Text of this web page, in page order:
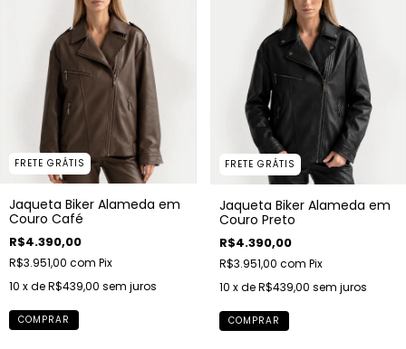
FRETE GRÁTIS
Jaqueta Biker Alameda em
Couro Café
R$4.390,00
R$3.951,00 com Pix
10 x deR$439,00 sem juros
COMPRAR
FRETE GRÁTIS
Jaqueta Biker Alameda em
Couro Preto
R$4.390,00
R$3.951,00 com Pix
10 x deR$439,00 sem juros
COMPRAR